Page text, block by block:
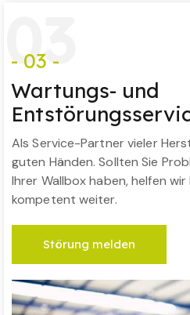
03
- 03 -
Wartungs- und
Als Service-Partner vieler
guten Händen. Sollten Sie
Ihrer Wallbox haben, helfen
kompetent weiter.
Störung melden